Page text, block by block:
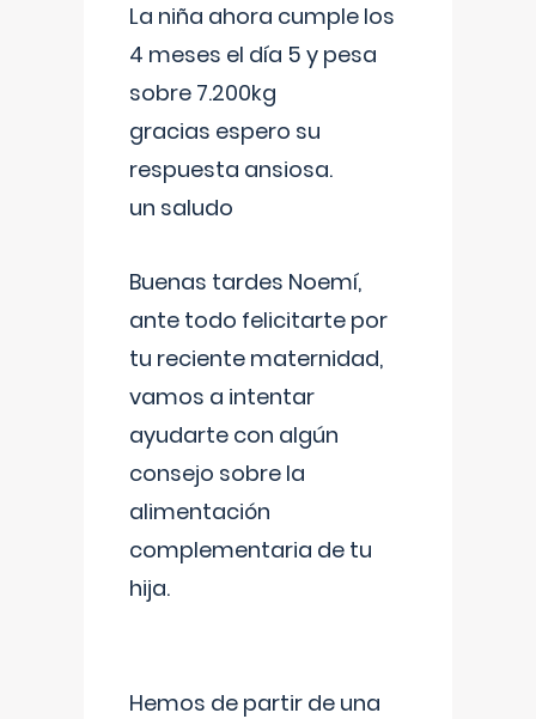
La niña ahora cumple los
4 meses el día 5 y pesa
sobre 7.200kg
gracias espero su
respuesta ansiosa.
un saludo
Buenas tardes Noemí,
ante todo felicitarte por
tu reciente maternidad,
vamos a intentar
ayudarte con algún
consejo sobre la
alimentación
complementaria de tu
hija.
Hemos de partir de una